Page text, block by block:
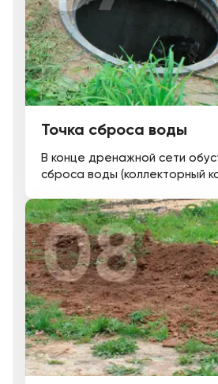
Точка сброса воды
В конце дренажной сети
сброса воды (коллекторный